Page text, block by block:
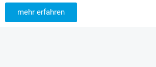
mehr erfahren